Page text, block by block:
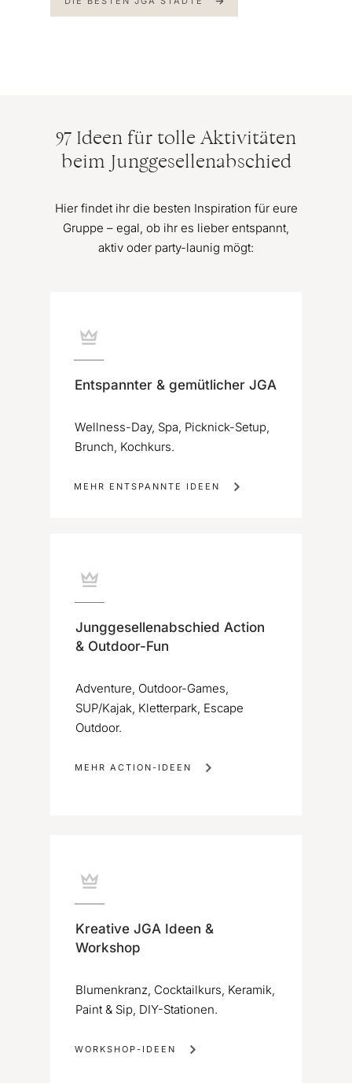
97 Ideen für tolle Aktivitäten
beim Junggesellenabschied
Hier findet ihr die besten Inspiration für eure
Gruppe – egal, ob ihr es lieber entspannt,
aktiv oder party-launig mögt:
Entspannter & gemütlicher JGA
Wellness-Day, Spa, Picknick-Setup,
Brunch, Kochkurs.
MEHR ENTSPANNTE IDEEN
Junggesellenabschied Action
& Outdoor-Fun
Adventure, Outdoor-Games,
SUP/Kajak, Kletterpark, Escape
Outdoor.
MEHR ACTION-IDEEN
Kreative JGA Ideen &
Workshop
Blumenkranz, Cocktailkurs, Keramik,
Paint & Sip, DIY-Stationen.
WORKSHOP-IDEEN